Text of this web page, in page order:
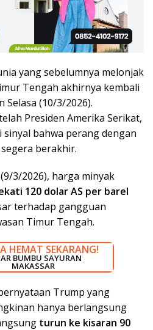
yang sebelumnya melonjak
Tengah akhirnya kembali
(10/3/2026).
Presiden Amerika Serikat,
sinyal bahwa perang dengan
berakhir.
3/2026), harga minyak
120 dolar AS per barel
terhadap gangguan
Timur Tengah.
BESAR SEKARANG!
LISTRIK MAKASSAR
HEMAT SEKARANG!
BUMBU SAYURAN
MAKASSAR
Trump yang
hanya berlangsung
turun ke kisaran 90